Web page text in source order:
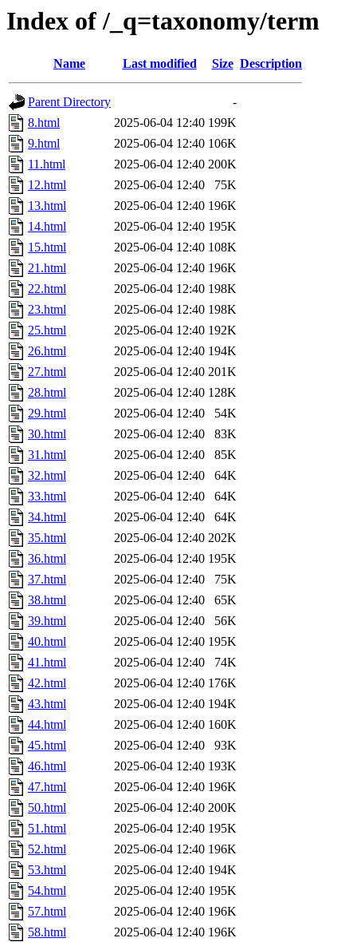
Index of /_q=taxonomy/term
Name Last modified Size Description
Parent Directory
-
8.html
2025-06-04 12:40 199K
9.html
2025-06-04 12:40 106K
11.html
2025-06-04 12:40 200K
12.html
2025-06-04 12:40
75K
13.html
2025-06-04 12:40 196K
14.html
2025-06-04 12:40 195K
15.html
2025-06-04 12:40 108K
21.html
2025-06-04 12:40 196K
22.html
2025-06-04 12:40 198K
23.html
2025-06-04 12:40 198K
25.html
2025-06-04 12:40 192K
26.html
2025-06-04 12:40 194K
27.html
2025-06-04 12:40 201K
28.html
2025-06-04 12:40 128K
29.html
2025-06-04 12:40
54K
30.html
2025-06-04 12:40
83K
31.html
2025-06-04 12:40
85K
32.html
2025-06-04 12:40
64K
33.html
2025-06-04 12:40
64K
34.html
2025-06-04 12:40
64K
35.html
2025-06-04 12:40 202K
36.html
2025-06-04 12:40 195K
37.html
2025-06-04 12:40
75K
38.html
2025-06-04 12:40
65K
39.html
2025-06-04 12:40
56K
40.html
2025-06-04 12:40 195K
41.html
2025-06-04 12:40
74K
42.html
2025-06-04 12:40 176K
43.html
2025-06-04 12:40 194K
44.html
2025-06-04 12:40 160K
45.html
2025-06-04 12:40
93K
46.html
2025-06-04 12:40 193K
47.html
2025-06-04 12:40 196K
50.html
2025-06-04 12:40 200K
51.html
2025-06-04 12:40 195K
52.html
2025-06-04 12:40 196K
53.html
2025-06-04 12:40 194K
54.html
2025-06-04 12:40 195K
57.html
2025-06-04 12:40 196K
58.html
2025-06-04 12:40 196K